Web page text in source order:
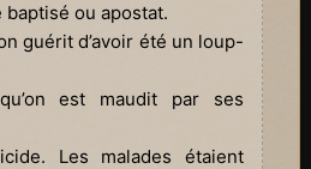
ou apostat.
guérit d’avoir été un loup-
est maudit par ses
Les malades étaient